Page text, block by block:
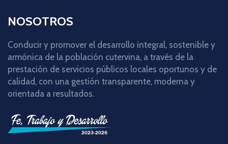
NOSOTROS
Conducir y promover el desarrollo integral, sostenible y
armónica de la población cutervina, a través de la
prestación de servicios públicos locales oportunos y de
calidad, con una gestión transparente, moderna y
orientada a resultados.